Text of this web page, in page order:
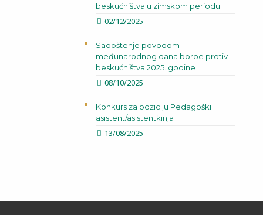
beskućništva u zimskom periodu
02/12/2025
Saopštenje povodom
međunarodnog dana borbe protiv
beskućništva 2025. godine
08/10/2025
Konkurs za poziciju Pedagoški
asistent/asistentkinja
13/08/2025